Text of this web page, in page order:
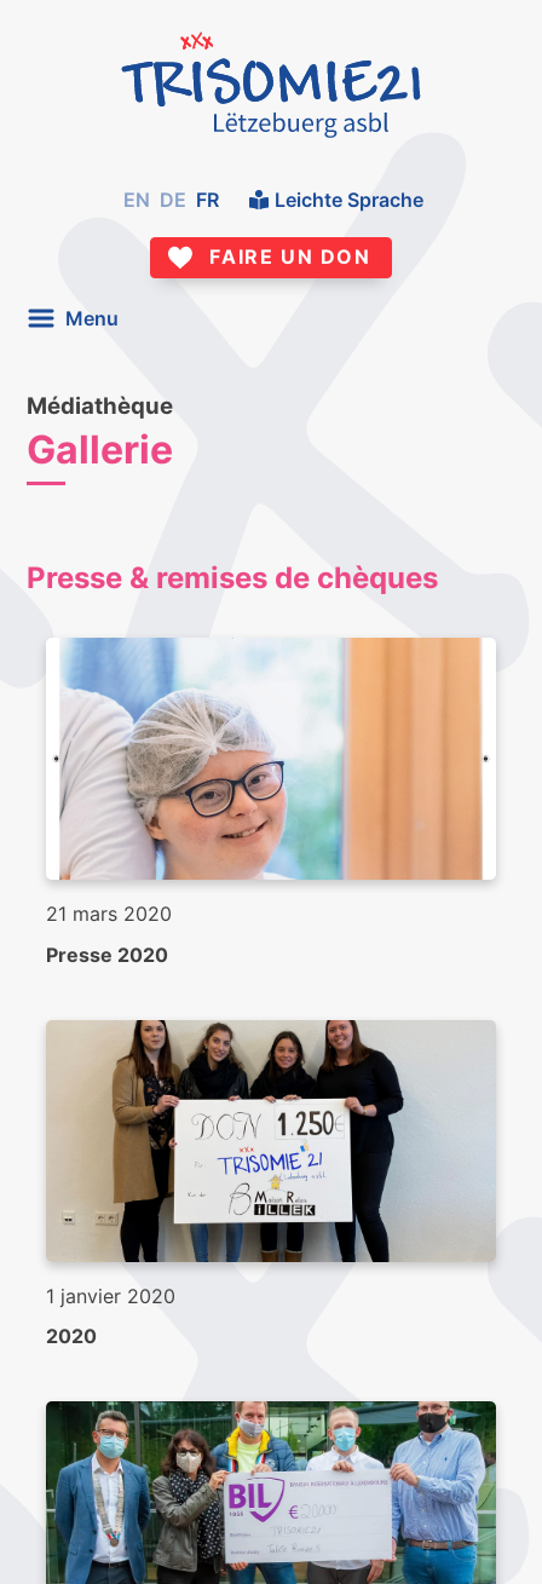
EN DE FR Leichte Sprache
FAIRE UN DON
Menu
Médiathèque
Gallerie
Presse & remises de chèques
21 mars 2020
Presse 2020
1 janvier 2020
2020